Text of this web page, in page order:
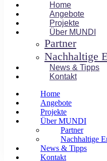
Home
Angebote
Projekte
Über MUNDI
Partner
Nachhaltige
News & Tipps
Kontakt
Home
Angebote
Projekte
Über MUNDI
Partner
Nachhaltige
News & Tipps
Kontakt